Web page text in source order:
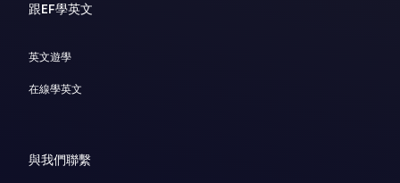
跟EF學英文
英文遊學
在線學英文
與我們聯繫